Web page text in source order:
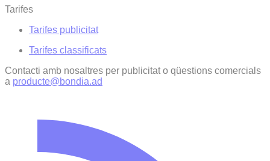
Tarifes
Tarifes publicitat
Tarifes classificats
Contacti amb nosaltres per publicitat o qüestions comercials
a producte@bondia.ad